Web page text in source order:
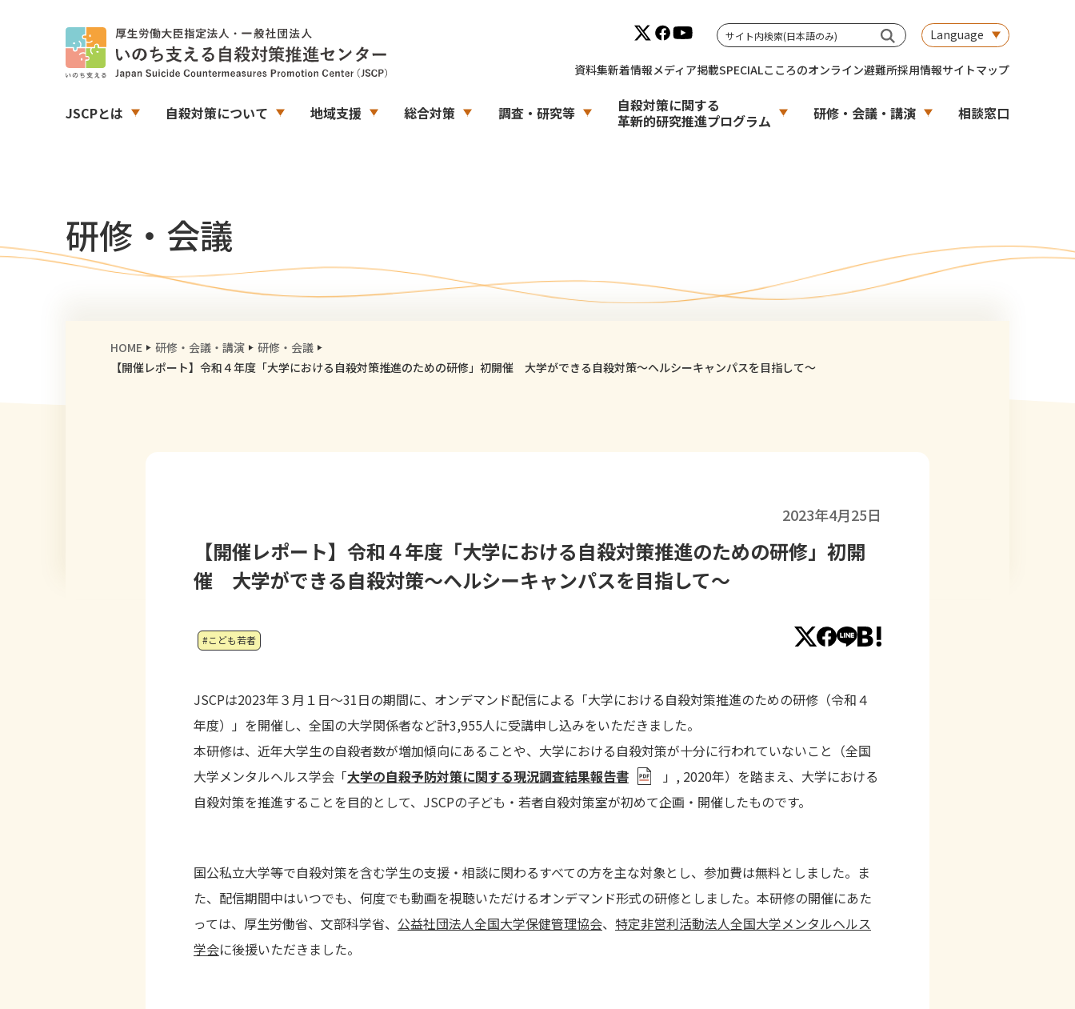
Language
資料集新着情報メディア掲載SPECIALこころのオンライン避難所採用情報サイトマップ
JSCPとは 自殺対策について 地域支援 総合対策 調査・研究等
自殺対策に関する
革新的研究推進プログラム
研修・会議・講演 相談窓口
研修・会議
HOME 研修・会議・講演
研修・会議
【開催レポート】令和４年度「大学における自殺対策推進のための研修」初開催 大学ができる自殺対策〜ヘルシーキャンパスを目指して〜
2023年4月25日
【開催レポート】令和４年度「大学における自殺対策推進のための研修」初開
催 大学ができる自殺対策〜ヘルシーキャンパスを目指して〜
#こども若者
JSCPは2023年３月１日〜31日の期間に、オンデマンド配信による「大学における自殺対策推進のための研修（令和４
年度）」を開催し、全国の大学関係者など計3,955人に受講申し込みをいただきました。
本研修は、近年大学生の自殺者数が増加傾向にあることや、大学における自殺対策が十分に行われていないこと（全国
大学メンタルヘルス学会「大学の自殺予防対策に関する現況調査結果報告書 」 , 2020年）を踏まえ、大学における
自殺対策を推進することを目的として、 JSCPの子ども・若者自殺対策室が初めて企画・開催したものです。
国公私立大学等で自殺対策を含む学生の支援・相談に関わるすべての方を主な対象とし、参加費は無料としました。ま
た、配信期間中はいつでも、何度でも動画を視聴いただけるオンデマンド形式の研修としました。本研修の開催にあた
っては、厚生労働省、文部科学省、 公益社団法人全国大学保健管理協会、 特定非営利活動法人全国大学メンタルヘルス
学会に後援いただきました。